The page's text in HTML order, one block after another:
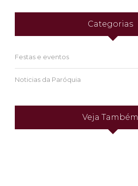
Categorias
Festas e eventos
Noticias da Paróquia
Veja Também